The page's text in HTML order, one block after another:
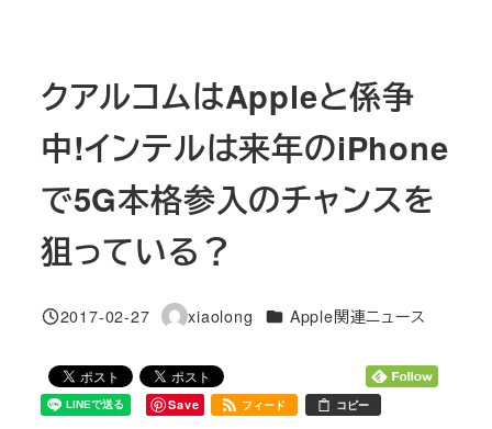
クアルコムはAppleと係争
中!インテルは来年のiPhone
で5G本格参入のチャンスを
狙っている？
投稿日
2017-02-27
著
xiaolong カテゴリー
Apple関連ニュース
Save フィード コピー